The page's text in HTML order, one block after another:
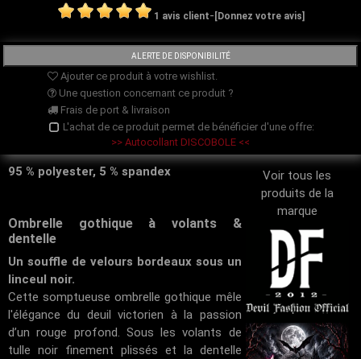
1 avis client- [Donnez votre avis]
Ajouter ce produit à votre wishlist.
Une question concernant ce produit ?
Frais de port & livraison
L'achat de ce produit permet de bénéficier d'une offre:
>> Autocollant DISCOBOLE <<
Voir tous les
produits de la
marque
95 % polyester, 5 % spandex
Ombrelle gothique à volants &
dentelle
Un souffle de velours bordeaux sous un
linceul noir.
Cette somptueuse ombrelle gothique mêle
l'élégance du deuil victorien à la passion
d’un rouge profond. Sous les volants de
tulle noir finement plissés et la dentelle